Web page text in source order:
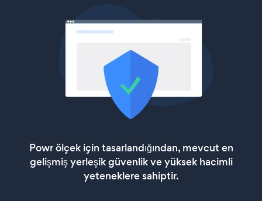
Powr ölçek için tasarlandığından, mevcut en
gelişmiş yerleşik güvenlik ve yüksek hacimli
yeteneklere sahiptir.